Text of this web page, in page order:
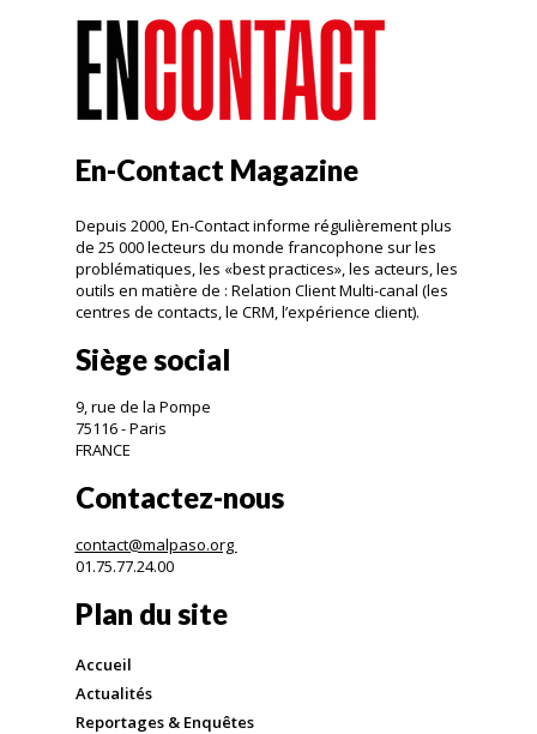
En-Contact Magazine
Depuis 2000, En-Contact informe régulièrement plus
de 25 000 lecteurs du monde francophone sur les
problématiques, les «best practices», les acteurs, les
outils en matière de : Relation Client Multi-canal (les
centres de contacts, le CRM, l’expérience client).
Siège social
9, rue de la Pompe
75116 - Paris
FRANCE
Contactez-nous
contact@malpaso.org
01.75.77.24.00
Plan du site
Accueil
Actualités
Reportages & Enquêtes